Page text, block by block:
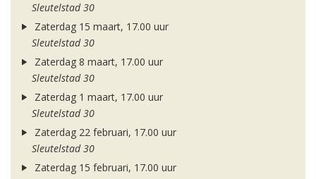
Sleutelstad 30
Zaterdag 15 maart, 17.00 uur
Sleutelstad 30
Zaterdag 8 maart, 17.00 uur
Sleutelstad 30
Zaterdag 1 maart, 17.00 uur
Sleutelstad 30
Zaterdag 22 februari, 17.00 uur
Sleutelstad 30
Zaterdag 15 februari, 17.00 uur